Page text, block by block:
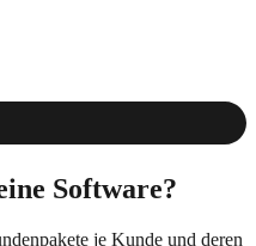
Software?
je Kunde und deren